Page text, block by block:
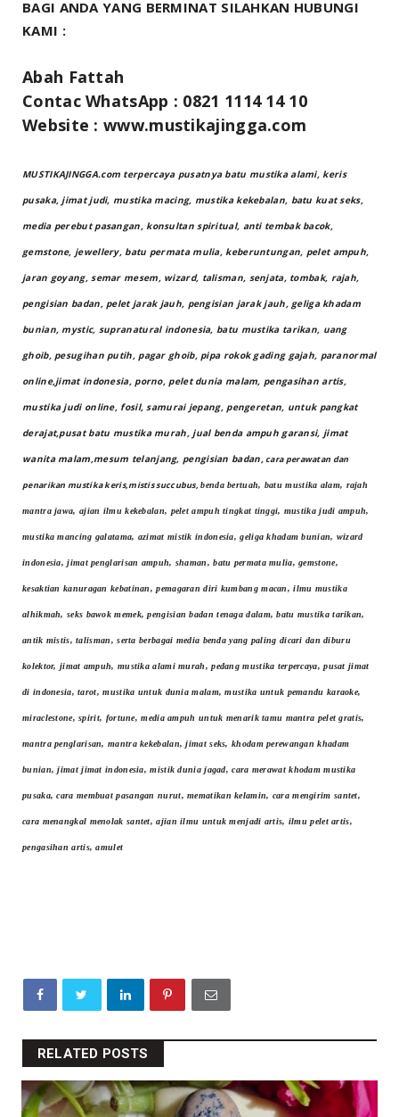
BAGI ANDA YANG BERMINAT SILAHKAN HUBUNGI
KAMI :
Abah Fattah
Contac WhatsApp : 0821 1114 14 10
Website : www.mustikajingga.com
MUSTIKAJINGGA.com terpercaya pusatnya batu mustika alami, keris
pusaka, jimat judi, mustika macing, mustika kekebalan, batu kuat seks,
media perebut pasangan, konsultan spiritual, anti tembak bacok,
gemstone, jewellery, batu permata mulia, keberuntungan, pelet ampuh,
jaran goyang, semar mesem, wizard, talisman, senjata, tombak, rajah,
pengisian badan, pelet jarak jauh, pengisian jarak jauh, geliga khadam
bunian, mystic, supranatural indonesia, batu mustika tarikan, uang
ghoib, pesugihan putih, pagar ghoib, pipa rokok gading gajah, paranormal
online,jimat indonesia, porno, pelet dunia malam, pengasihan artis,
mustika judi online, fosil, samurai jepang, pengeretan, untuk pangkat
derajat,pusat batu mustika murah, jual benda ampuh garansi, jimat
wanita malam,mesum telanjang, pengisian badan,cara perawatan dan
penarikan mustika keris,mistis succubus, benda bertuah, batu mustika alam, rajah
mantra jawa, ajian ilmu kekebalan, pelet ampuh tingkat tinggi, mustika judi ampuh,
mustika mancing galatama, azimat mistik indonesia, geliga khadam bunian, wizard
indonesia, jimat penglarisan ampuh, shaman, batu permata mulia, gemstone,
kesaktian kanuragan kebatinan, pemagaran diri kumbang macan, ilmu mustika
alhikmah, seks bawok memek, pengisian badan tenaga dalam, batu mustika tarikan,
antik mistis, talisman, serta berbagai media benda yang paling dicari dan diburu
kolektor, jimat ampuh, mustika alami murah, pedang mustika terpercaya, pusat jimat
di indonesia, tarot, mustika untuk dunia malam, mustika untuk pemandu karaoke,
miraclestone, spirit, fortune, media ampuh untuk menarik tamu mantra pelet gratis,
mantra penglarisan, mantra kekebalan, jimat seks, khodam perewangan khadam
bunian, jimat jimat indonesia, mistik dunia jagad, cara merawat khodam mustika
pusaka, cara membuat pasangan nurut, mematikan kelamin, cara mengirim santet,
cara menangkal menolak santet, ajian ilmu untuk menjadi artis, ilmu pelet artis,
pengasihan artis, amulet
RELATED POSTS